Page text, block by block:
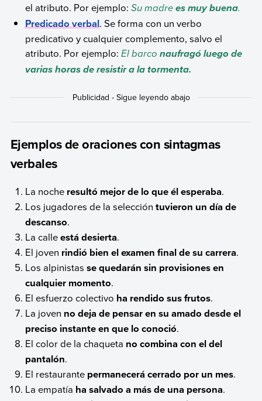
el atributo. Por ejemplo:Su madrees muy buena.
Predicado verbal. Se forma con un verbo
predicativo y cualquier complemento, salvo el
atributo. Por ejemplo:El barconaufragó luego de
varias horas de resistir a la tormenta.
Ejemplos de oraciones con sintagmas
verbales
La noche resultó mejor de lo que él esperaba.
Los jugadores de la seleccióntuvieron un día de
descanso.
La calleestá desierta.
El joven rindió bien el examen final de su carrera.
Los alpinistasse quedarán sin provisiones en
cualquier momento.
El esfuerzo colectivo ha rendido sus frutos.
La joven no deja de pensar en su amado desde el
preciso instante en que lo conoció.
El color de la chaqueta no combina con el del
pantalón.
El restaurante permanecerá cerrado por un mes.
La empatía ha salvado a más de una persona.